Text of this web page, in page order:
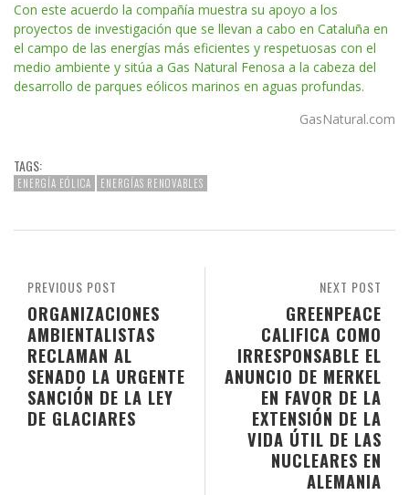
Con este acuerdo la compañía muestra su apoyo a los
proyectos de investigación que se llevan a cabo en Cataluña en
el campo de las energías más eficientes y respetuosas con el
medio ambiente y sitúa a Gas Natural Fenosa a la cabeza del
desarrollo de parques eólicos marinos en aguas profundas.
GasNatural.com
TAGS:
ENERGÍA EÓLICA ENERGÍAS RENOVABLES
NEXT POST
GREENPEACE
CALIFICA COMO
IRRESPONSABLE EL
ANUNCIO DE MERKEL
EN FAVOR DE LA
EXTENSIÓN DE LA
VIDA ÚTIL DE LAS
NUCLEARES EN
ALEMANIA
PREVIOUS POST
ORGANIZACIONES
AMBIENTALISTAS
RECLAMAN AL
SENADO LA URGENTE
SANCIÓN DE LA LEY
DE GLACIARES